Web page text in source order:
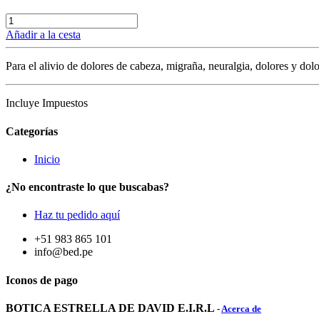
Añadir a la cesta
Para el alivio de dolores de cabeza, migraña, neuralgia, dolores y
Incluye Impuestos
Categorías
Inicio
¿No encontraste lo que buscabas?
Haz tu pedido aquí
+51 983 865 101
info@bed.pe
Iconos de pago
BOTICA ESTRELLA DE DAVID E.I.R.L - Acerca de